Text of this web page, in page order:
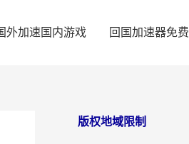
外加速国内游戏 回国加速器免费
版权地域限制